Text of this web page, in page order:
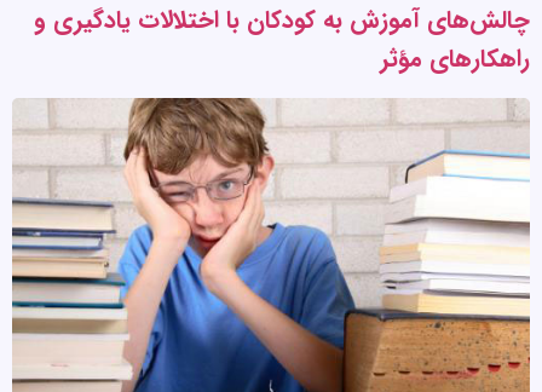
چالش‌های آموزش به کودکان با اختلالات یادگیری و
راهکارهای مؤثر